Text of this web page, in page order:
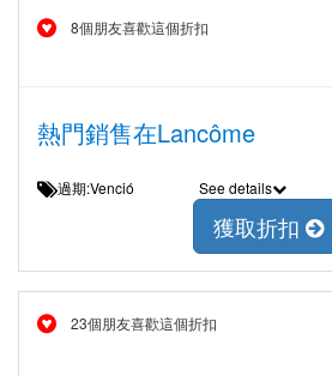
8個朋友喜歡這個折扣
熱門銷售在Lancôme
過期:Venció See details
獲取折扣
23個朋友喜歡這個折扣